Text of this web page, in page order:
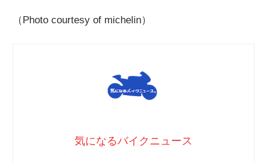
（Photo courtesy of michelin）
気になるバイクニュース